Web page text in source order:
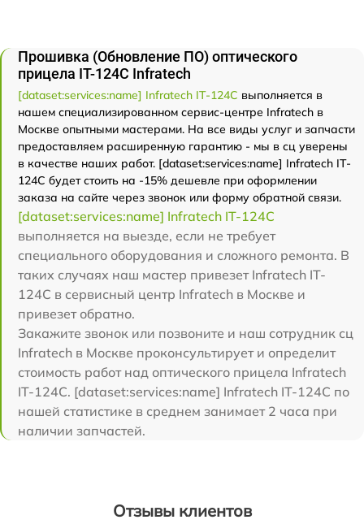
Прошивка (Обновление ПО) оптического
прицела IT-124C Infratech
[dataset:services:name] Infratech IT-124C выполняется в
нашем специализированном сервис-центре Infratech в
Москве опытными мастерами. На все виды услуг и запчасти
предоставляем расширенную гарантию - мы в сц уверены
в качестве наших работ. [dataset:services:name] Infratech IT-
124C будет стоить на -15% дешевле при оформлении
заказа на сайте через звонок или форму обратной связи.
[dataset:services:name] Infratech IT-124C
выполняется на выезде, если не требует
специального оборудования и сложного ремонта. В
таких случаях наш мастер привезет Infratech IT-
124C в сервисный центр Infratech в Москве и
привезет обратно.
Закажите звонок или позвоните и наш сотрудник сц
Infratech в Москве проконсультирует и определит
стоимость работ над оптического прицела Infratech
IT-124C. [dataset:services:name] Infratech IT-124C по
нашей статистике в среднем занимает 2 часа при
наличии запчастей.
Отзывы клиентов